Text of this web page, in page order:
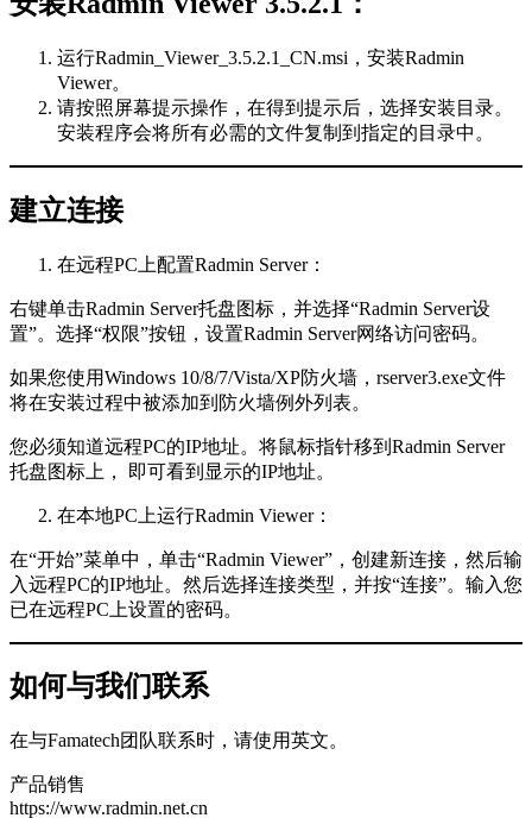
运行Radmin_Viewer_3.5.2.1_CN.msi，安装Radmin
Viewer。
请按照屏幕提示操作，在得到提示后，选择安装目录。
安装程序会将所有必需的文件复制到指定的目录中。
建立连接
在远程PC上配置Radmin Server：
右键单击Radmin Server托盘图标，并选择“Radmin Server设
置”。选择“权限”按钮，设置Radmin Server网络访问密码。
如果您使用Windows 10/8/7/Vista/XP防火墙，rserver3.exe文件
将在安装过程中被添加到防火墙例外列表。
您必须知道远程PC的IP地址。将鼠标指针移到Radmin Server
托盘图标上， 即可看到显示的IP地址。
在本地PC上运行Radmin Viewer：
在“开始”菜单中，单击“Radmin Viewer”，创建新连接，然后输
入远程PC的IP地址。然后选择连接类型，并按“连接”。输入您
已在远程PC上设置的密码。
如何与我们联系
在与Famatech团队联系时，请使用英文。
产品销售
https://www.radmin.net.cn